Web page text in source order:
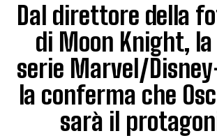
Dal direttore della
di Moon Knight,
serie Marvel/
la conferma che
sarà il